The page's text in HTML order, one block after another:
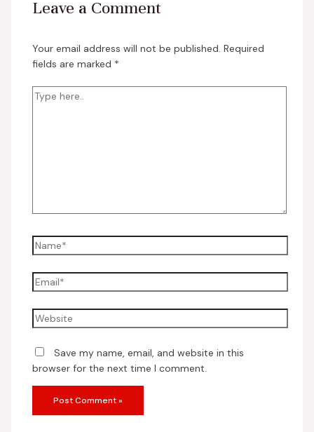
Leave a Comment
Your email address will not be published. Required
fields are marked *
Save my name, email, and website in this
browser for the next time I comment.